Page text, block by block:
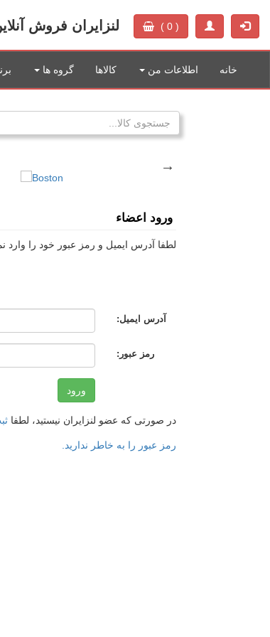
( 0 ) لنزایران فروش
خانه اطلاعات من کالاها گروه ها
ورود اعضاء
لطفا آدرس ایمیل و رمز عبور خود را وارد
آدرس ایمیل:
رمز عبور:
ورود
در صورتی که عضو لنزایران نیستید، لطفا
رمز عبور را به خاطر ندارید.